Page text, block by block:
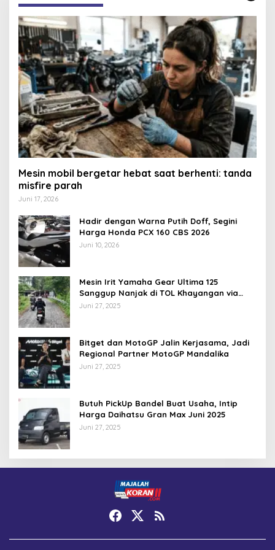
Mesin mobil bergetar hebat saat berhenti: tanda
misfire parah
Juni 17, 2026
Hadir dengan Warna Putih Doff, Segini
Harga Honda PCX 160 CBS 2026
Juni 10, 2026
Mesin Irit Yamaha Gear Ultima 125
Sanggup Nanjak di TOL Khayangan via
Krakalan?
Juni 27, 2025
Bitget dan MotoGP Jalin Kerjasama, Jadi
Regional Partner MotoGP Mandalika
Juni 27, 2025
Butuh PickUp Bandel Buat Usaha, Intip
Harga Daihatsu Gran Max Juni 2025
Juni 27, 2025